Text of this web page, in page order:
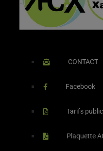
CONTACT
Facebook
Tarifs
Plaquette